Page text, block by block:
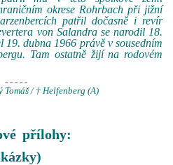
okrese Rohrbach při jižní
patřil dočasně i revír
von Salandra se narodil 18.
19. dubna 1966 právě v sousedním
Tam ostatně žijí na rodovém
- - - - -
Tomáš / † Helfenberg (A)
přílohy: